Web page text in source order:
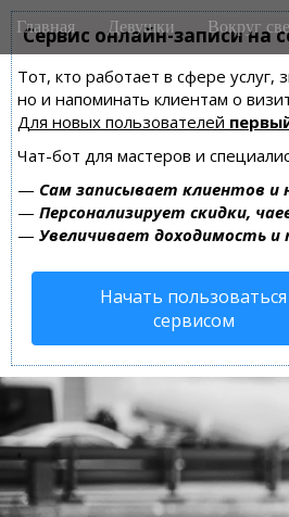
Сервис онлайн-записи на
Тот, кто работает в сфере
но и напоминать клиентам о
Для новых пользователей
Чат-бот для мастеров и
— Сам записывает клиентов
— Персонализирует скидки,
— Увеличивает доходимость
Начать пользоваться
сервисом
M
a
n
m
e
n
u
i
Главная Девушки Вокруг